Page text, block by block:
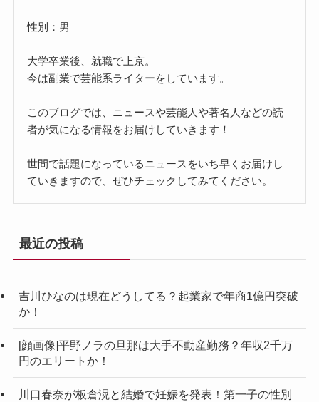
性別：男
大学卒業後、就職で上京。
今は副業で芸能系ライターをしています。
このブログでは、ニュースや芸能人や著名人などの読
者が気になる情報をお届けしていきます！
世間で話題になっているニュースをいち早くお届けし
ていきますので、ぜひチェックしてみてください。
最近の投稿
吉川ひなのは現在どうしてる？起業家で年商1億円突破
か！
[顔画像]平野ノラの旦那は大手不動産勤務？年収2千万
円のエリートか！
川口春奈が板倉滉と結婚で妊娠を発表！第一子の性別